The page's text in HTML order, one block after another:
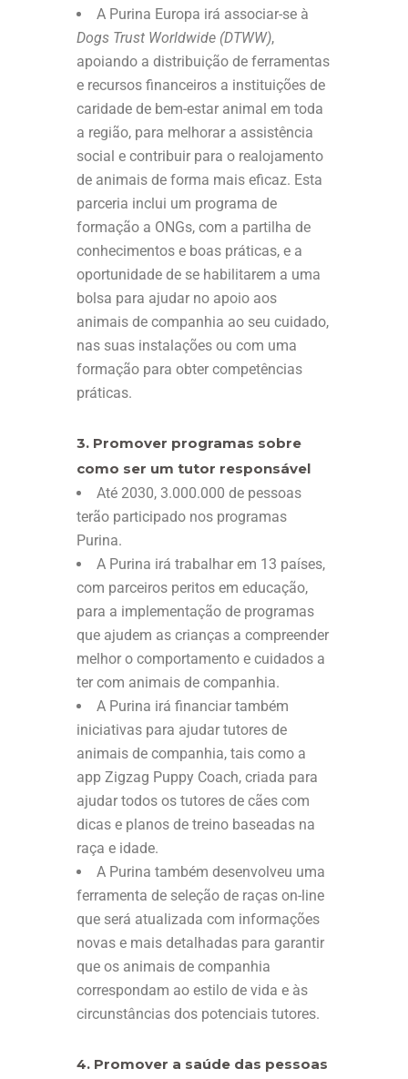
A Purina Europa irá associar-se à
Dogs Trust Worldwide (DTWW),
apoiando a distribuição de ferramentas
e recursos financeiros a instituições de
caridade de bem-estar animal em toda
a região, para melhorar a assistência
social e contribuir para o realojamento
de animais de forma mais eficaz. Esta
parceria inclui um programa de
formação a ONGs, com a partilha de
conhecimentos e boas práticas, e a
oportunidade de se habilitarem a uma
bolsa para ajudar no apoio aos
animais de companhia ao seu cuidado,
nas suas instalações ou com uma
formação para obter competências
práticas.
3. Promover programas sobre
como ser um tutor responsável
Até 2030, 3.000.000 de pessoas
terão participado nos programas
Purina.
A Purina irá trabalhar em 13 países,
com parceiros peritos em educação,
para a implementação de programas
que ajudem as crianças a compreender
melhor o comportamento e cuidados a
ter com animais de companhia.
A Purina irá financiar também
iniciativas para ajudar tutores de
animais de companhia, tais como a
app Zigzag Puppy Coach, criada para
ajudar todos os tutores de cães com
dicas e planos de treino baseadas na
raça e idade.
A Purina também desenvolveu uma
ferramenta de seleção de raças on-line
que será atualizada com informações
novas e mais detalhadas para garantir
que os animais de companhia
correspondam ao estilo de vida e às
circunstâncias dos potenciais tutores.
4. Promover a saúde das pessoas